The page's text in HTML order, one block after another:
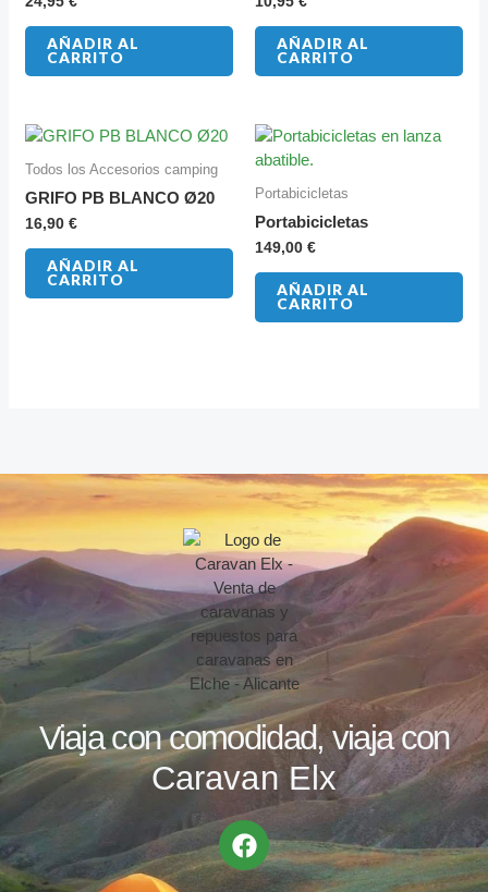
AÑADIR AL
CARRITO
AÑADIR AL
CARRITO
Todos los Accesorios camping
GRIFO PB BLANCO Ø20
16,90€
AÑADIR AL
CARRITO
Portabicicletas
Portabicicletas
149,00 €
AÑADIR AL
CARRITO
Viaja con comodidad, viaja con
Caravan Elx
F
a
c